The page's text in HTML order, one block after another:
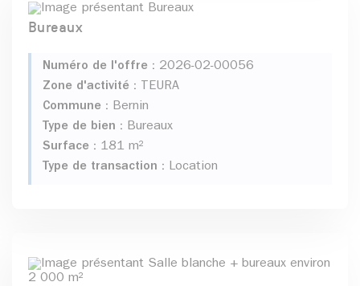
Bureaux
Numéro de l'offre : 2026-02-00056
Zone d'activité : TEURA
Commune : Bernin
Type de bien : Bureaux
Surface : 181 m²
Type de transaction : Location